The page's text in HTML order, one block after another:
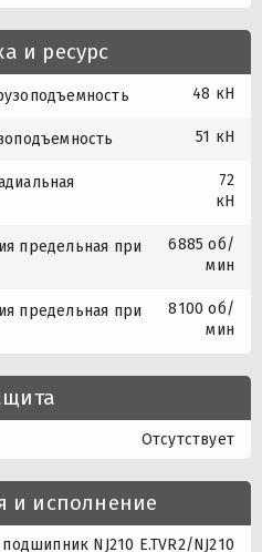
и ресурс
48 кН
51 кН
72
кН
предельная при
6885 об/
мин
предельная при
8100 об/
мин
Отсутствует
и исполнение
подшипник NJ210 E.TVR2/NJ210